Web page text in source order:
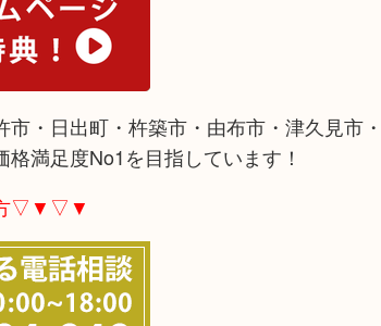
・日出町・杵築市・由布市・津久見市
満足度No1を目指しています！
方▽▼▽▼